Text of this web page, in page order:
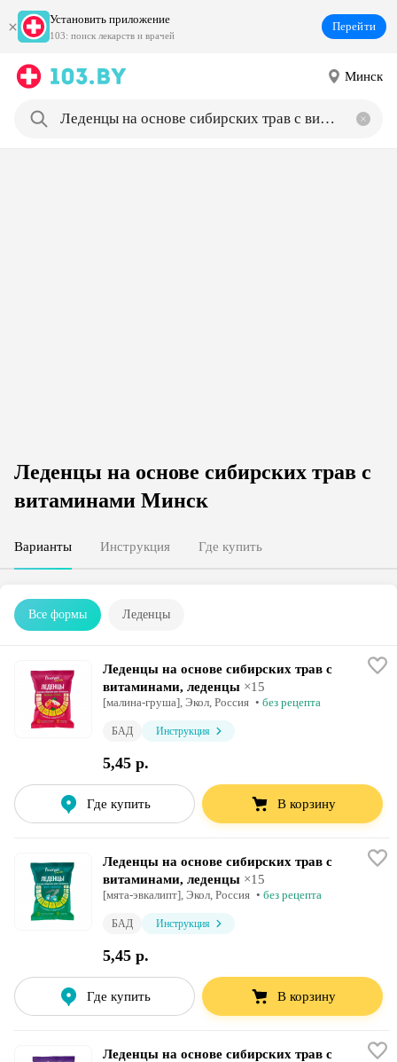
Установить приложение
103: поиск лекарств и врачей
Перейти
Минск
Леденцы на основе сибирских трав с
витаминами Минск
Варианты Инструкция Где купить
Все формы Леденцы
Леденцы на основе сибирских трав с
витаминами, леденцы ×15
[малина-груша], Экол, Россия • без рецепта
БАД Инструкция
5,45 р.
Где купить В корзину
Леденцы на основе сибирских трав с
витаминами, леденцы ×15
[мята-эвкалипт], Экол, Россия • без рецепта
БАД Инструкция
5,45 р.
Где купить В корзину
Леденцы на основе сибирских трав с